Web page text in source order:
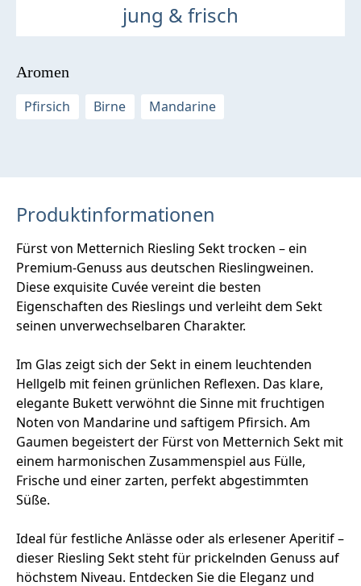
jung & frisch
Aromen
Pfirsich
Birne Mandarine
Produktinformationen
Fürst von Metternich Riesling Sekt trocken – ein
Premium-Genuss aus deutschen Rieslingweinen.
Diese exquisite Cuvée vereint die besten
Eigenschaften des Rieslings und verleiht dem Sekt
seinen unverwechselbaren Charakter.
Im Glas zeigt sich der Sekt in einem leuchtenden
Hellgelb mit feinen grünlichen Reflexen. Das klare,
elegante Bukett verwöhnt die Sinne mit fruchtigen
Noten von Mandarine und saftigem Pfirsich. Am
Gaumen begeistert der Fürst von Metternich Sekt mit
einem harmonischen Zusammenspiel aus Fülle,
Frische und einer zarten, perfekt abgestimmten
Süße.
Ideal für festliche Anlässe oder als erlesener Aperitif –
dieser Riesling Sekt steht für prickelnden Genuss auf
höchstem Niveau. Entdecken Sie die Eleganz und